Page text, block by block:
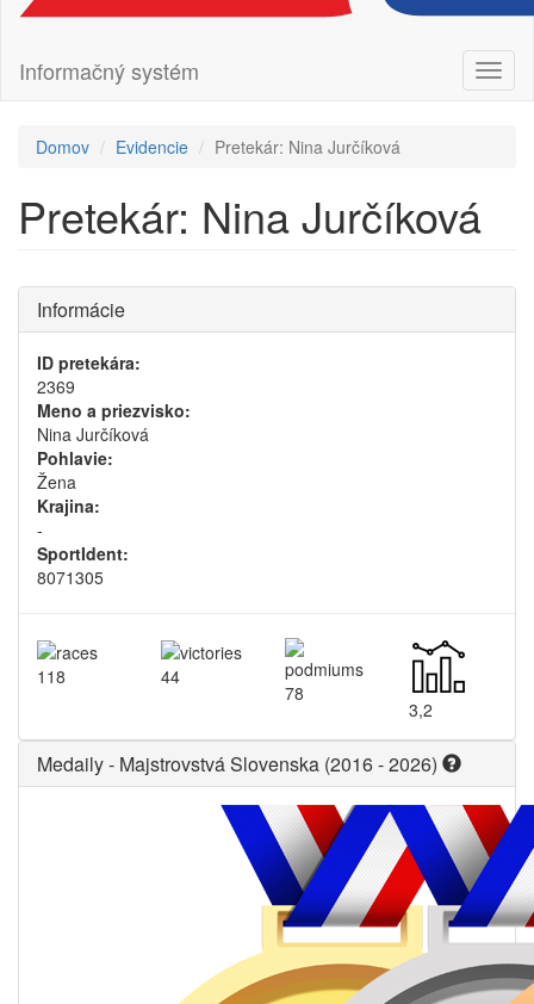
Informačný systém
Domov Evidencie Pretekár: Nina Jurčíková
Pretekár: Nina Jurčíková
Informácie
ID pretekára:
2369
Meno a priezvisko:
Nina Jurčíková
Pohlavie:
Žena
Krajina:
-
SportIdent:
8071305
118 44
78
3,2
Medaily - Majstrovstvá Slovenska (2016 - 2026)